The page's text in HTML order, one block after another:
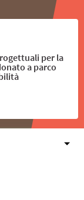
per la
a parco